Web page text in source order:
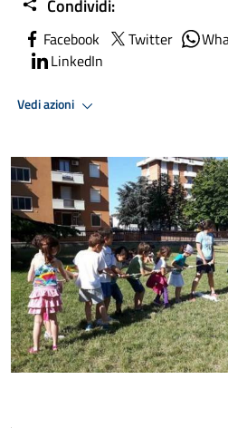
Condividi:
Facebook Twitter
LinkedIn
Vedi azioni